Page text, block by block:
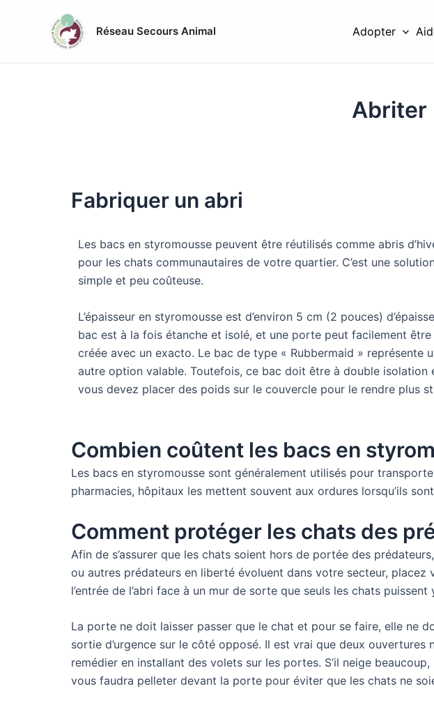
Réseau Secours Animal Adopter
Abriter
Fabriquer un abri
Les bacs en styromousse peuvent être réutilisés comme abris
pour les chats communautaires de votre quartier. C’est une
simple et peu coûteuse.
L’épaisseur en styromousse est d’environ 5 cm (2 pouces)
bac est à la fois étanche et isolé, et une porte peut facilement être
créée avec un exacto. Le bac de type « Rubbermaid » représente
autre option valable. Toutefois, ce bac doit être à double isolation
vous devez placer des poids sur le couvercle pour le rendre plus
Combien coûtent les bacs en
Les bacs en styromousse sont généralement utilisés pour
pharmacies, hôpitaux les mettent souvent aux ordures lorsqu’ils
Comment protéger les chats des
Afin de s’assurer que les chats soient hors de portée des
ou autres prédateurs en liberté évoluent dans votre secteur,
l’entrée de l’abri face à un mur de sorte que seuls les chats
La porte ne doit laisser passer que le chat et pour se faire, elle ne
sortie d’urgence sur le côté opposé. Il est vrai que deux
remédier en installant des volets sur les portes. S’il neige
vous faudra pelleter devant la porte pour éviter que les chats ne
navigation